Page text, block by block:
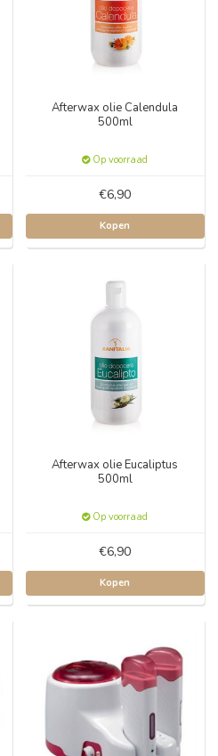
Afterwax olie Calendula
500ml
Op voorraad
€6,90
Kopen
Afterwax olie Eucaliptus
500ml
Op voorraad
€6,90
Kopen